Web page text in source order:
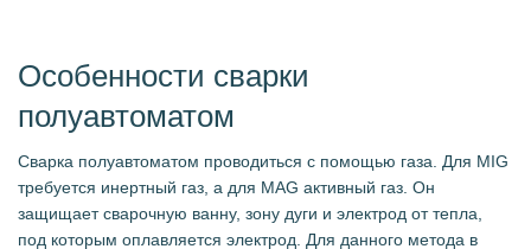
Особенности сварки
полуавтоматом
Сварка полуавтоматом проводиться с помощью газа. Для MIG
требуется инертный газ, а для MAG активный газ. Он
защищает сварочную ванну, зону дуги и электрод от тепла,
под которым оплавляется электрод. Для данного метода в